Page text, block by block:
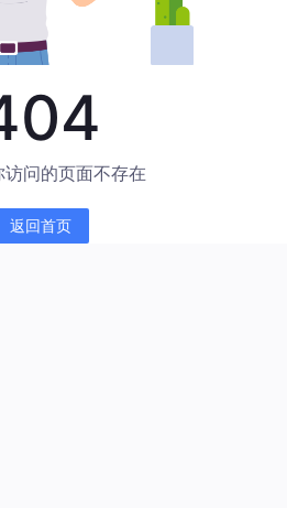
访问的页面不存在
返回首页